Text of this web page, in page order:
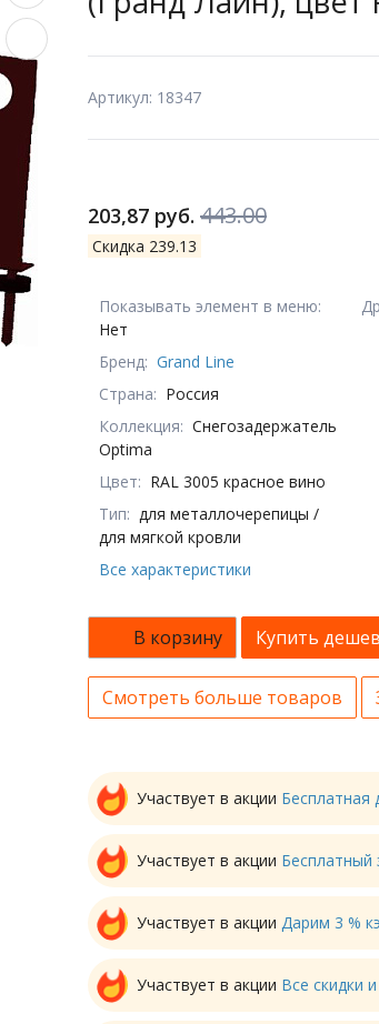
Артикул: 18347
203,87 руб. 443.00
Скидка 239.13
Показывать элемент в меню:
Нет
Бренд: Grand Line
Страна: Россия
Коллекция: Снегозадержатель
Optima
Цвет: RAL 3005 красное вино
Тип: для металлочерепицы /
для мягкой кровли
Все характеристики
В корзину Купить
Смотреть больше товаров
Участвует в акции Бесплатная
Участвует в акции Бесплатный
Участвует в акции Дарим 3 %
Участвует в акции Все скидки